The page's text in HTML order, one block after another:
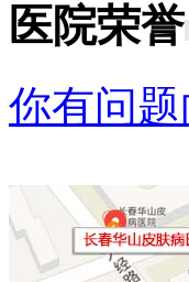
医院荣誉
你有问